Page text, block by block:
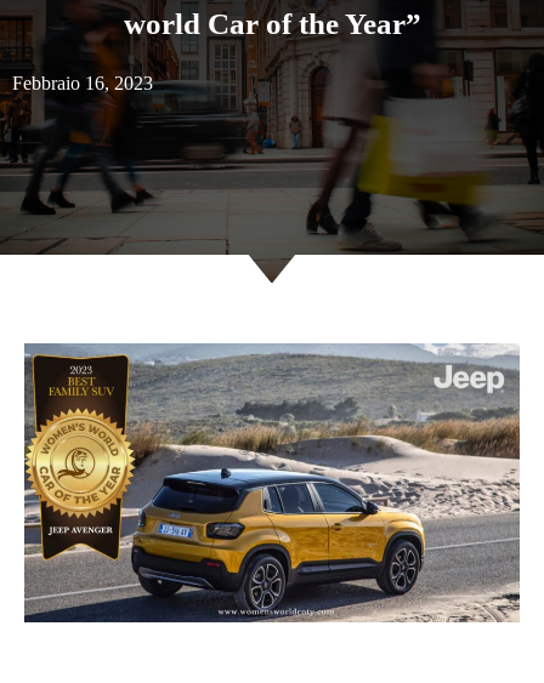
world Car of the Year”
Febbraio 16, 2023